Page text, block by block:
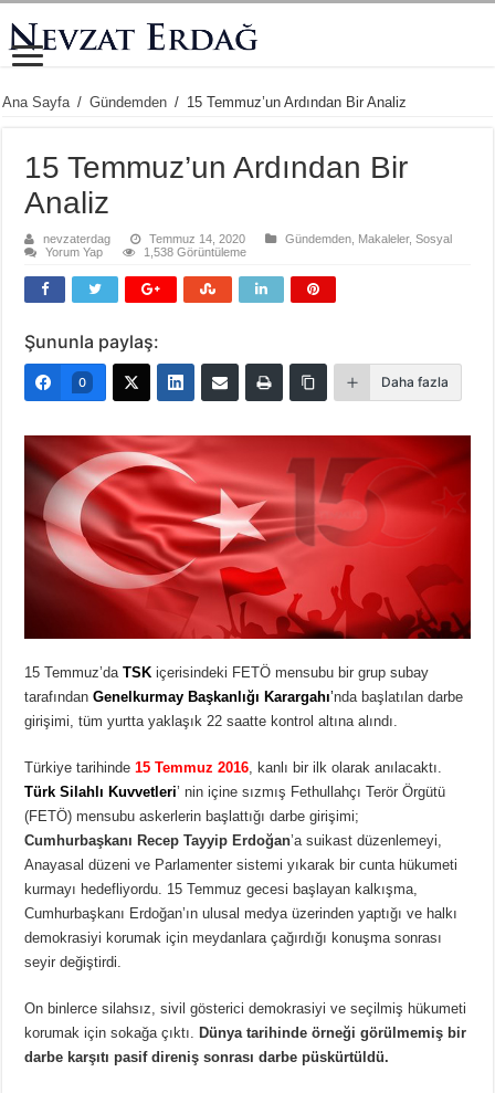
Ana Sayfa / Gündemden / 15 Temmuz’un Ardından Bir Analiz
15 Temmuz’un Ardından Bir
Analiz
nevzaterdag Temmuz 14, 2020 Gündemden Makaleler,Sosyal
Yorum Yap
1,538 Görüntüleme
Şununla paylaş:
0 Daha fazla
15 Temmuz’daTSK içerisindeki FETÖ mensubu bir grup subay
tarafındanGenelkurmay Başkanlığı Karargahı’nda başlatılan darbe
girişimi, tüm yurtta yaklaşık 22 saatte kontrol altına alındı.
Türkiye tarihinde15 Temmuz 2016 , kanlı bir ilk olarak anılacaktı.
Türk Silahlı Kuvvetleri’ nin içine sızmış Fethullahçı Terör Örgütü
(FETÖ) mensubu askerlerin başlattığı darbe girişimi;
Cumhurbaşkanı Recep Tayyip Erdoğan’a suikast düzenlemeyi,
Anayasal düzeni ve Parlamenter sistemi yıkarak bir cunta hükumeti
kurmayı hedefliyordu. 15 Temmuz gecesi başlayan kalkışma,
Cumhurbaşkanı Erdoğan’ın ulusal medya üzerinden yaptığı ve halkı
demokrasiyi korumak için meydanlara çağırdığı konuşma sonrası
seyir değiştirdi.
On binlerce silahsız, sivil gösterici demokrasiyi ve seçilmiş hükumeti
korumak için sokağa çıktı.Dünya tarihinde örneği görülmemiş bir
darbe karşıtı pasif direniş sonrası darbe püskürtüldü.